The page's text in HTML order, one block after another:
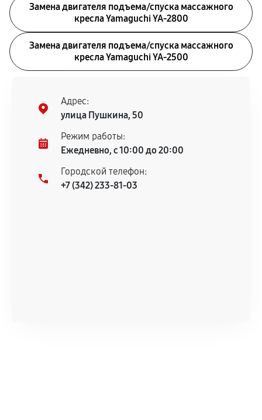
Замена двигателя подъема/спуска массажного
кресла Yamaguchi YA-2800
Замена двигателя подъема/спуска массажного
кресла Yamaguchi YA-2500
Адрес:
улица Пушкина, 50
Режим работы:
Ежедневно, с 10:00 до 20:00
Городской телефон:
+7 (342) 233-81-03